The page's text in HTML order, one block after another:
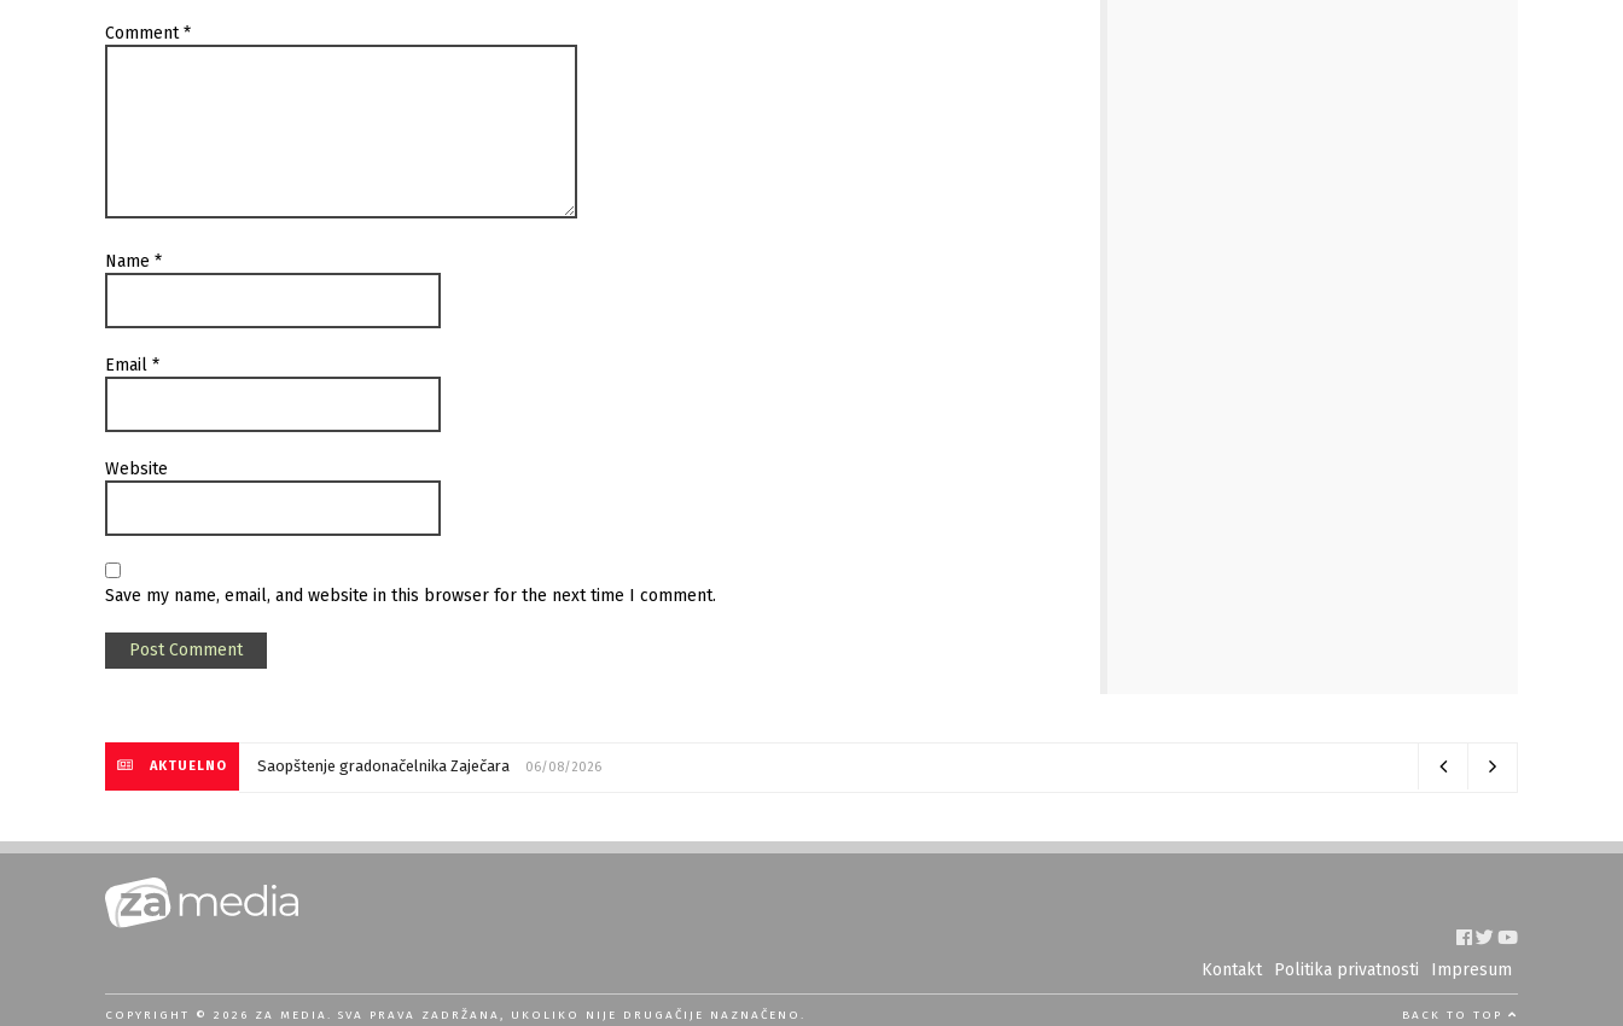
Comment*
Name *
Email *
Website
Save my name, email, and website in this browser for the next time I comment.
AKTUELNO Saopštenje gradonačelnika Zaječara 06/08/2026
Kontakt Politika privatnosti Impresum
COPYRIGHT © 2026 ZA MEDIA. SVA PRAVA ZADRŽANA, UKOLIKO NIJE DRUGAČIJE NAZNAČENO. BACK TO TOP